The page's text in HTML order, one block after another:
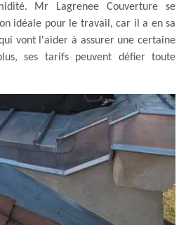
Mr Lagrenee Couverture se
idéale pour le travail, car il a en sa
vont l'aider à assurer une certaine
ses tarifs peuvent défier toute